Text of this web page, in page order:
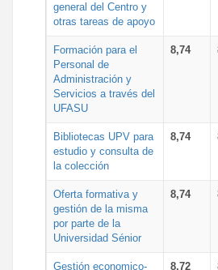
general del Centro y
otras tareas de apoyo
Formación para el
Personal de
Administración y
Servicios a través del
UFASU
8,74
Bibliotecas UPV para
estudio y consulta de
la colección
8,74
Oferta formativa y
gestión de la misma
por parte de la
Universidad Sénior
8,74
Gestión economico- 8,72